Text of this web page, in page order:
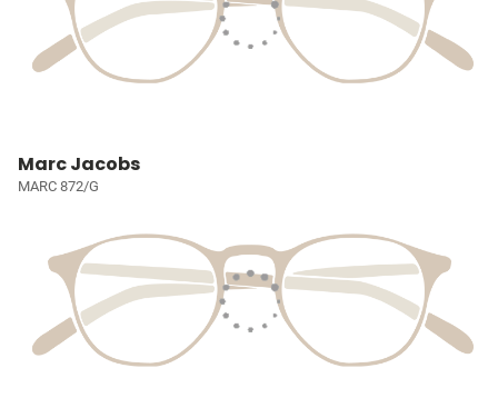
Marc Jacobs
MARC 872/G